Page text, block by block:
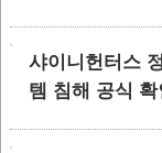
샤이니헌터스
템 침해 공식 확